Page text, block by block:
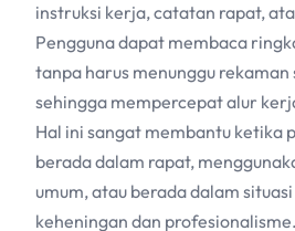
instruksi kerja, catatan rapat,
Pengguna dapat membaca
tanpa harus menunggu rekaman
sehingga mempercepat alur
Hal ini sangat membantu ketika
berada dalam rapat,
umum, atau berada dalam
keheningan dan profesionalisme.